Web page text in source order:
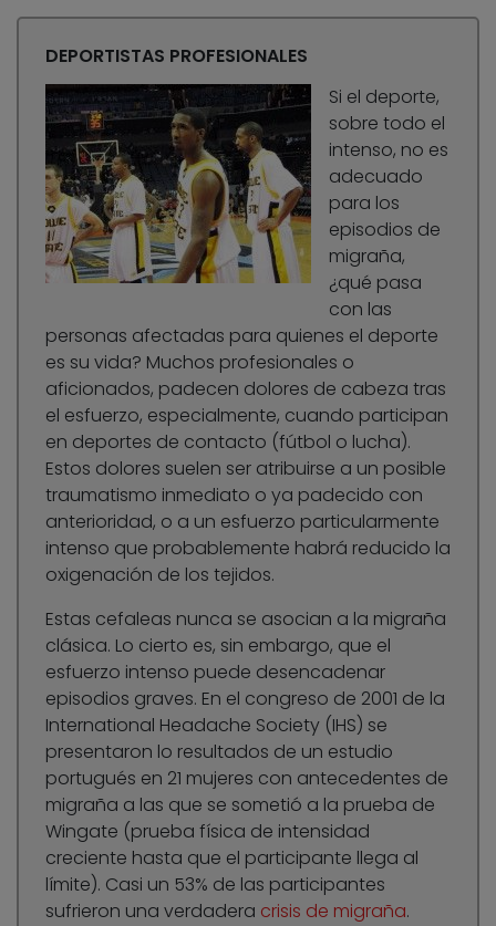
DEPORTISTAS PROFESIONALES
Si el deporte,
sobre todo el
intenso, no es
adecuado
para los
episodios de
migraña,
¿qué pasa
con las
personas afectadas para quienes el deporte
es su vida? Muchos profesionales o
aficionados, padecen dolores de cabeza tras
el esfuerzo, especialmente, cuando participan
en deportes de contacto (fútbol o lucha).
Estos dolores suelen ser atribuirse a un posible
traumatismo inmediato o ya padecido con
anterioridad, o a un esfuerzo particularmente
intenso que probablemente habrá reducido la
oxigenación de los tejidos.
Estas cefaleas nunca se asocian a la migraña
clásica. Lo cierto es, sin embargo, que el
esfuerzo intenso puede desencadenar
episodios graves. En el congreso de 2001 de la
International Headache Society (IHS) se
presentaron lo resultados de un estudio
portugués en 21 mujeres con antecedentes de
migraña a las que se sometió a la prueba de
Wingate (prueba física de intensidad
creciente hasta que el participante llega al
límite). Casi un 53% de las participantes
sufrieron una verdadera crisis de migraña.